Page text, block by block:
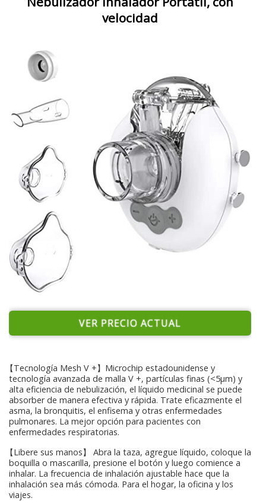
velocidad
VER PRECIO ACTUAL
【Tecnología Mesh V +】Microchip estadounidense y
tecnología avanzada de malla V +, partículas finas (<5μm) y
alta eficiencia de nebulización, el líquido medicinal se puede
absorber de manera efectiva y rápida. Trate eficazmente el
asma, la bronquitis, el enfisema y otras enfermedades
pulmonares. La mejor opción para pacientes con
enfermedades respiratorias.
【Libere sus manos】 Abra la taza, agregue líquido, coloque la
boquilla o mascarilla, presione el botón y luego comience a
inhalar. La frecuencia de inhalación ajustable hace que la
inhalación sea más cómoda. Para el hogar, la oficina y los
viajes.